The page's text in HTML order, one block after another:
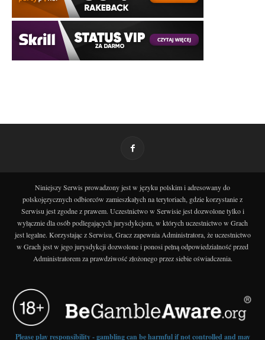
Niniejszy Serwis prowadzony jest w języku polskim i adresowany do
polskojęzycznych odbiorców zamieszkałych na terytoriach, gdzie korzystanie z
Serwisu jest zgodne z prawem. Uczestnictwo w Serwisie jest dozwolone tylko i
wyłącznie dla osób podlegających jurysdykcjom, w których uczestnictwo w Grach
jest legalne. Korzystając z Serwisu, Gracz zapewnia Administratora, że uczestnictwo
w Grach jest w jego jurysdykcji dozwolone i ponosi pełną odpowiedzialność przed
Administratorem za prawdziwość złożonego przez siebie oświadczenia.
Please play responsibility - gambling can be harmful if not controlled and may